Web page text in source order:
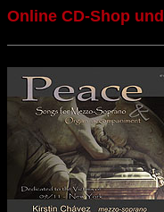
Online CD-Shop